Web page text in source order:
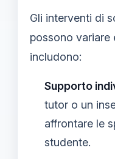
Gli interventi di
possono variare
includono:
Supporto
tutor o un
affrontare le
studente.